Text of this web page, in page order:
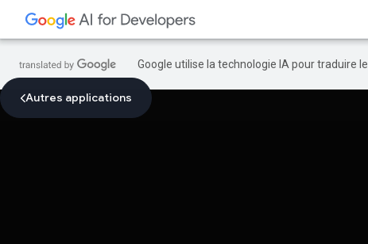
Google utilise la technologie IA pour traduire
Autres applications